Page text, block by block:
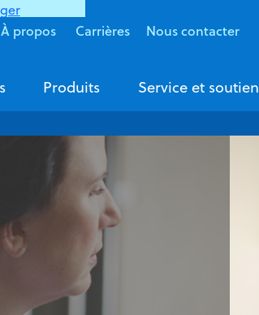
À propos Carrières Nous contacter
Produits Service et soutien